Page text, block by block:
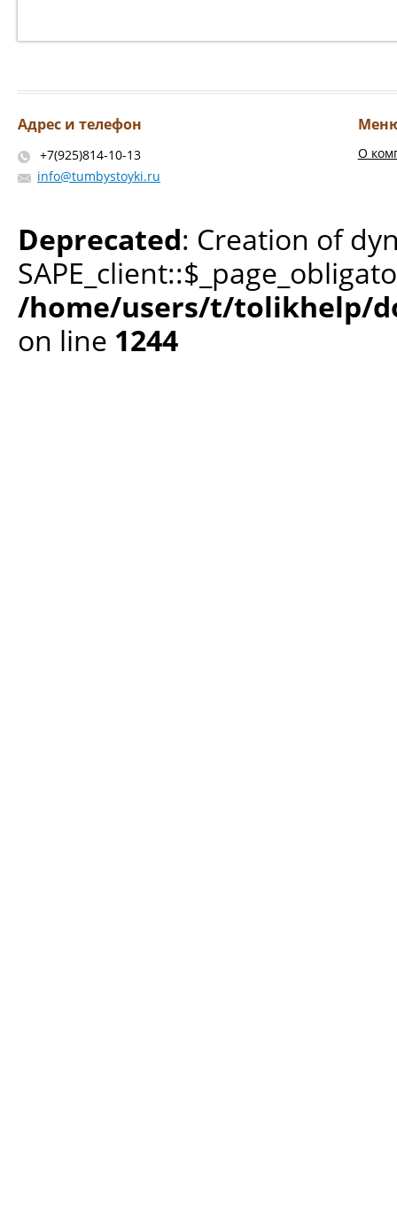
Адрес и телефон
+7(925)814-10-13
info@tumbystoyki.ru
О
Deprecated: Creation of
/home/users/t/tolikhelp/
on line 1244